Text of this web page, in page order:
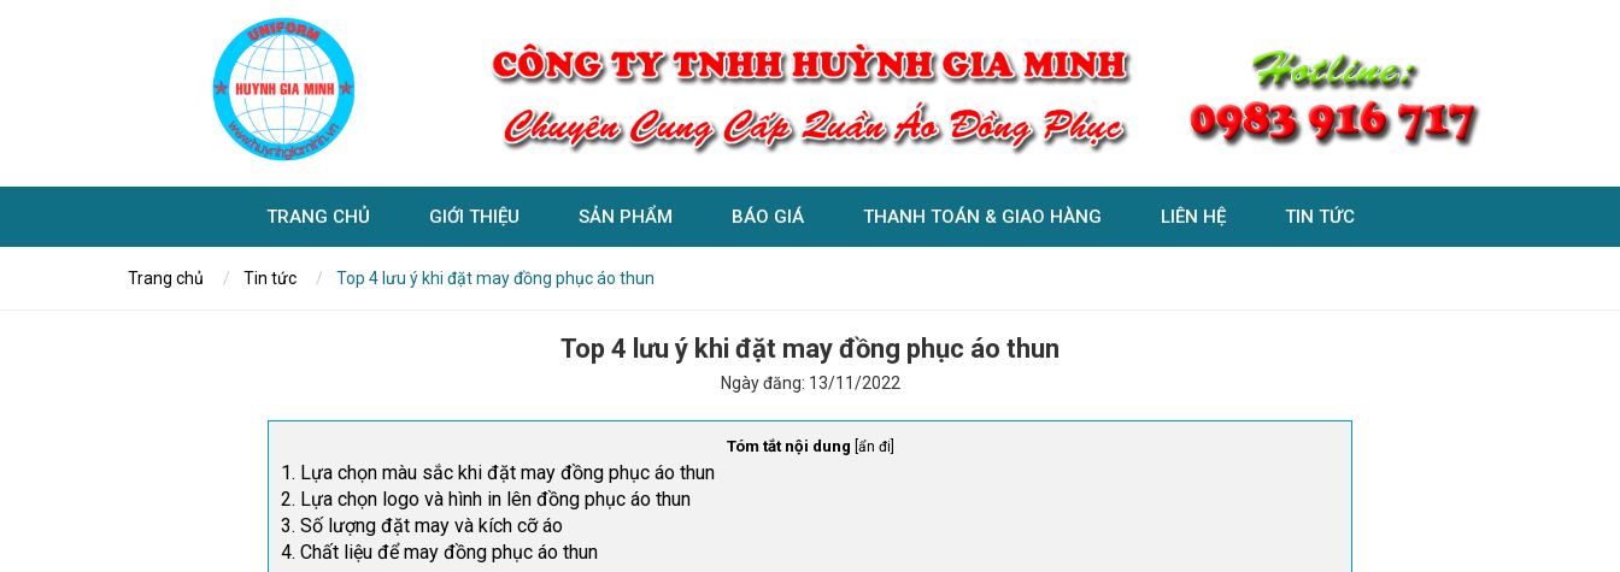
TRANG CHỦ GIỚI THIỆU SẢN PHẨM BÁO GIÁ THANH TOÁN & GIAO HÀNG LIÊN HỆ TIN TỨC
Trang chủ Tin tức Top 4 lưu ý khi đặt may đồng phục áo thun
Top 4 lưu ý khi đặt may đồng phục áo thun
Ngày đăng: 13/11/2022
Tóm tắt nội dung ẩn đi
1. Lựa chọn màu sắc khi đặt may đồng phục áo thun
2. Lựa chọn logo và hình in lên đồng phục áo thun
3. Số lượng đặt may và kích cỡ áo
4. Chất liệu để may đồng phục áo thun